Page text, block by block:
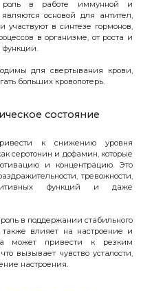
роль в работе иммунной и
основой для антител,
в синтезе гормонов,
в организме, от роста и
функции.
для свертывания крови,
больших кровопотерь.
состояние
к снижению уровня
серотонин и дофамин, которые
и концентрацию. Это
тревожности,
функций и даже
в поддержании стабильного
влияет на настроение и
может привести к резким
вызывает чувство усталости,
настроения.